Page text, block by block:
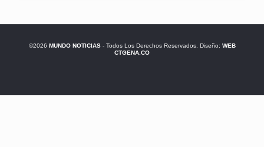
©2026 MUNDO NOTICIAS- Todos Los Derechos Reservados. Diseño: WEB
CTGENA.CO